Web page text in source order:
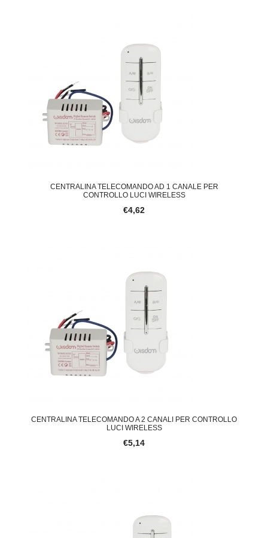
CENTRALINA TELECOMANDO AD 1 CANALE PER
CONTROLLO LUCI WIRELESS
€4,62
CENTRALINA TELECOMANDO A 2 CANALI PER CONTROLLO
LUCI WIRELESS
€5,14